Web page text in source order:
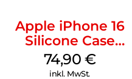
Apple iPhone 16
Silicone Case
MagSafe Lake
Green
74,90 €
inkl. MwSt.